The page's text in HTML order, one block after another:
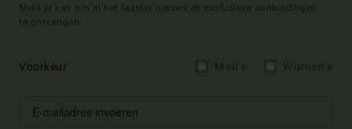
Meld je aan om al het laatste nieuws en exclusieve aanbiedingen
te ontvangen.
Voorkeur